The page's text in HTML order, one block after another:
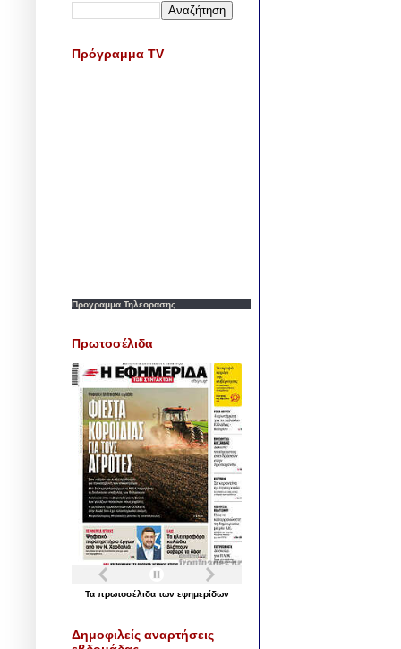
Πρόγραμμα TV
Προγραμμα Τηλεορασης
Πρωτοσέλιδα
Τα πρωτοσέλιδα των εφημερίδων
Δημοφιλείς αναρτήσεις